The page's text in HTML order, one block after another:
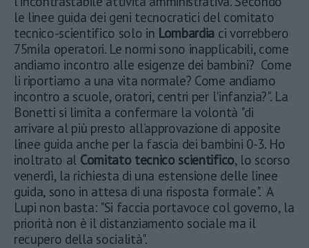
le linee guida dei geni tecnocratici del comitato
tecnico-scientifico solo in Lombardia ci vorrebbero
75mila operatori. Le normi sono inapplicabili, come
andiamo incontro alle esigenze dei bambini? Come
li riportiamo a una vita normale? Come andiamo
incontro a scuole, oratori, centri per l'infanzia?". La
Bonetti si limita a confermare la volontà "di
arrivare al più presto all’approvazione di apposite
linee guida anche per la fascia dei bambini 0-3. Ho
inoltrato al Comitato tecnico scientifico, lo scorso
venerdì, la richiesta di una estensione delle linee
guida, sono in attesa di una risposta formale". A
Lupi non basta: "Si faccia portavoce col governo, la
priorità non è il distanziamento sociale ma il
recupero della socialità".